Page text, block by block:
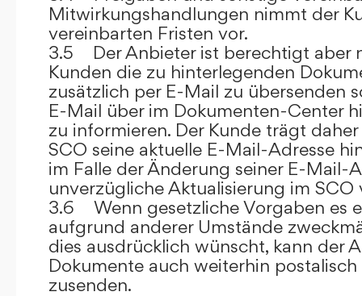
Mitwirkungshandlungen nimmt der
vereinbarten Fristen vor.
3.5 Der Anbieter ist berechtigt aber
Kunden die zu hinterlegenden
zusätzlich per E-Mail zu übersenden
E-Mail über im Dokumenten-Center
zu informieren. Der Kunde trägt
SCO seine aktuelle E-Mail-Adresse
im Falle der Änderung seiner E-Mail-
unverzügliche Aktualisierung im SCO
3.6 Wenn gesetzliche Vorgaben es
aufgrund anderer Umstände
dies ausdrücklich wünscht, kann der
Dokumente auch weiterhin
zusenden.